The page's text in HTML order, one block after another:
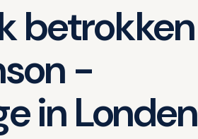
betrokken
-
in Londen